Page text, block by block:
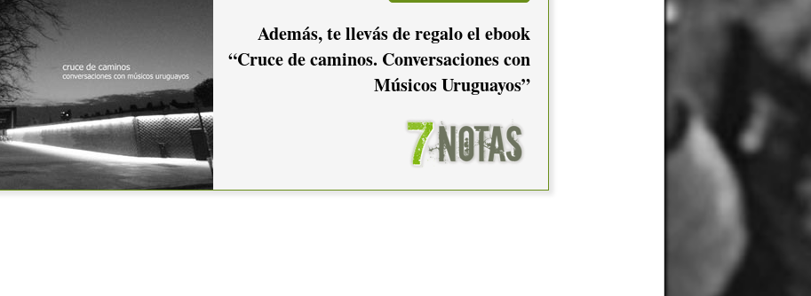
Además, te llevás de regalo el ebook
“Cruce de caminos. Conversaciones con
Músicos Uruguayos”